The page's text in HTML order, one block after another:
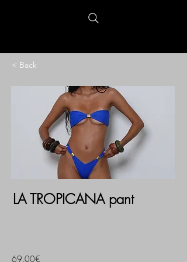
< Back
LA TROPICANA pant
69,00€